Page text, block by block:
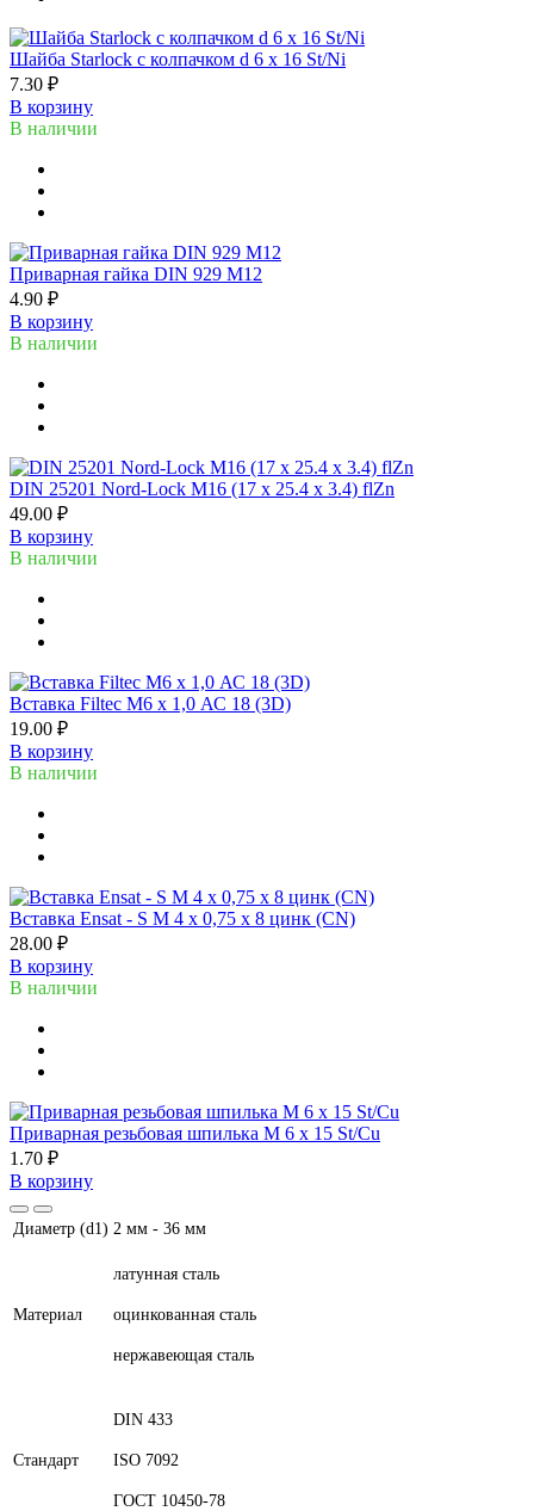
Шайба Starlock с колпачком d 6 x 16 St/Ni
7.30 ₽
В корзину
В наличии
Приварная гайка DIN 929 M12
4.90 ₽
В корзину
В наличии
DIN 25201 Nord-Lock M16 (17 х 25.4 х 3.4) flZn
49.00 ₽
В корзину
В наличии
Вставка Filtec M6 х 1,0 АС 18 (3D)
19.00 ₽
В корзину
В наличии
Вставка Ensat - S M 4 x 0,75 x 8 цинк (CN)
28.00 ₽
В корзину
В наличии
Приварная резьбовая шпилька М 6 х 15 St/Cu
1.70 ₽
В корзину
Диаметр (d1) 2 мм - 36 мм
Материал
латунная сталь
оцинкованная сталь
нержавеющая сталь
Стандарт
DIN 433
ISO 7092
ГОСТ 10450-78